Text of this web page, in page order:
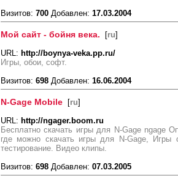
Визитов: 700 Добавлен: 17.03.2004
Мой сайт - бойня века. [ru]
URL: http://boynya-veka.pp.ru/
Игры, обои, софт.
Визитов: 698 Добавлен: 16.06.2004
N-Gage Mobile [ru]
URL: http://ngager.boom.ru
Бесплатно скачать игры для N-Gage ngage
где можно скачать игры для N-Gage, Игры
тестирование. Видео клипы.
Визитов: 698 Добавлен: 07.03.2005